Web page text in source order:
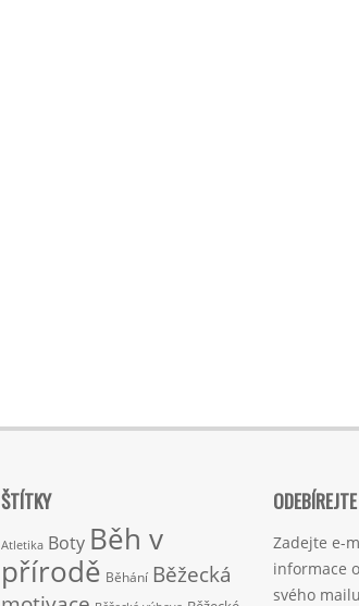
ŠTÍTKY
Atletika Boty Běh v
přírodě Běhání Běžecká
Zadejte e-
informace
svého